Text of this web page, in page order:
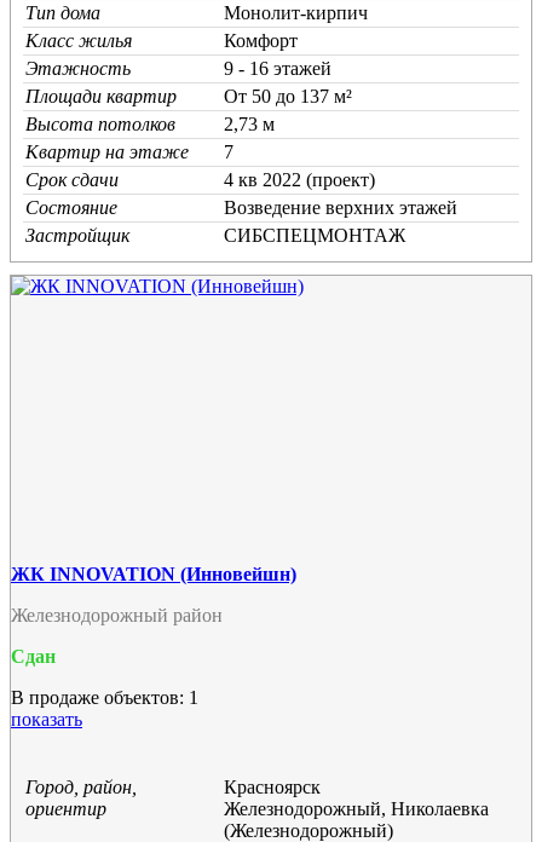
Тип дома
Монолит-кирпич
Класс жилья
Комфорт
Этажность
9 - 16 этажей
Площади квартир
От 50 до 137 м²
Высота потолков
2,73 м
Квартир на этаже
7
Срок сдачи
4 кв 2022 (проект)
Состояние
Возведение верхних этажей
Застройщик
СИБСПЕЦМОНТАЖ
ЖК INNOVATION (Инновейшн)
Железнодорожный район
Сдан
В продаже объектов: 1
показать
Город, район,
ориентир
Красноярск
Железнодорожный, Николаевка
(Железнодорожный)